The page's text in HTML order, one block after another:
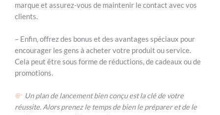
marque et assurez-vous de maintenir le contact avec vos
clients.
– Enfin, offrez des bonus et des avantages spéciaux pour
encourager les gens à acheter votre produit ou service.
Cela peut être sous forme de réductions, de cadeaux ou de
promotions.
Un plan de lancement bien conçu est la clé de votre
réussite. Alors prenez le temps de bien le préparer et de le